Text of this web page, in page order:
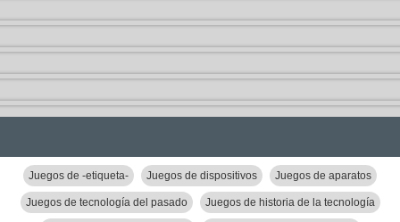
Juegos de -etiqueta- Juegos de dispositivos Juegos de aparatos
Juegos de tecnología del pasado Juegos de historia de la tecnología